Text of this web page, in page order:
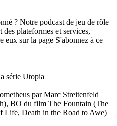
? Notre podcast de jeu de rôle
plateformes et services,
eux sur la page S'abonnez à ce
série Utopia
par Marc Streitenfeld
BO du film The Fountain (The
Life, Death in the Road to Awe)